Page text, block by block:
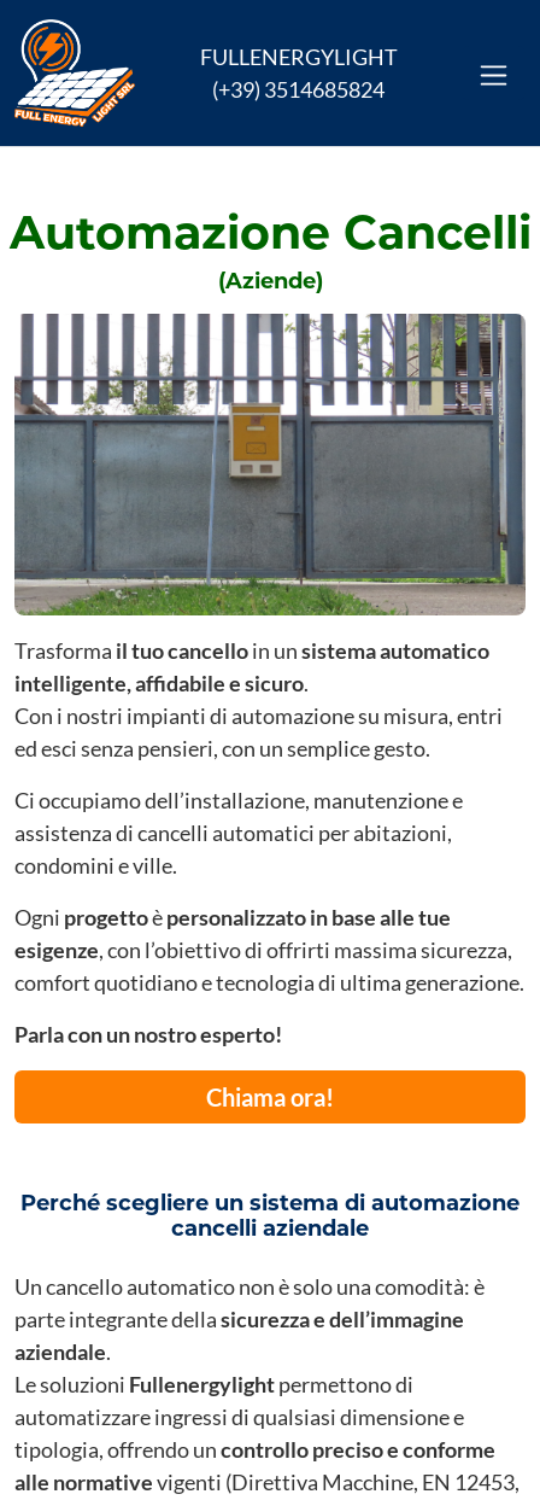
FULLENERGYLIGHT
(+39) 3514685824
Automazione Cancelli
(Aziende)
Trasforma il tuo cancelloin unsistema automatico
intelligente, affidabile e sicuro.
Con i nostri impianti di automazione su misura, entri
ed esci senza pensieri, con un semplice gesto.
Ci occupiamo dell’installazione, manutenzione e
assistenza di cancelli automatici per abitazioni,
condomini e ville.
Ogni progettoèpersonalizzato in base alle tue
esigenze, con l’obiettivo di offrirti massima sicurezza,
comfort quotidiano e tecnologia di ultima generazione.
Parla con un nostro esperto!
Chiama ora!
Perché scegliere un sistema di automazione
cancelli aziendale
Un cancello automatico non è solo una comodità: è
parte integrante dellasicurezza e dell’immagine
aziendale.
Le soluzioni Fullenergylightpermettono di
automatizzare ingressi di qualsiasi dimensione e
tipologia, offrendo uncontrollo preciso e conforme
alle normativevigenti (Direttiva Macchine, EN 12453,